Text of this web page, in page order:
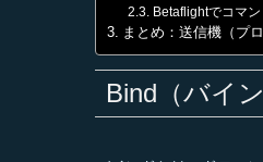
Betaflightでコマ
まとめ：送信機（プ
Bind（バイ